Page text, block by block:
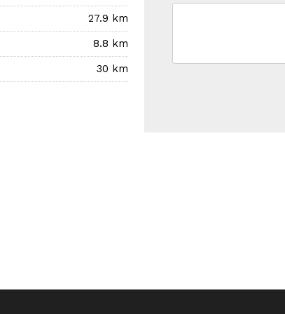
27.9 km
8.8 km
30 km